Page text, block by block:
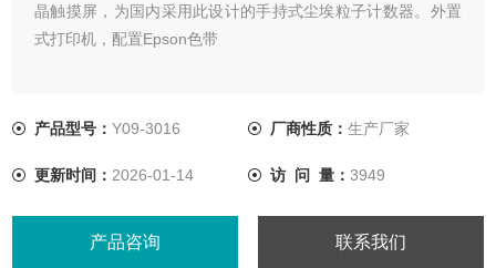
晶触摸屏，为国内采用此设计的手持式尘埃粒子计数器。外置
式打印机，配置Epson色带
产品型号：Y09-3016 厂商性质： 生产厂家
更新时间： 2026-01-14 访 问 量： 3949
产品咨询 联系我们